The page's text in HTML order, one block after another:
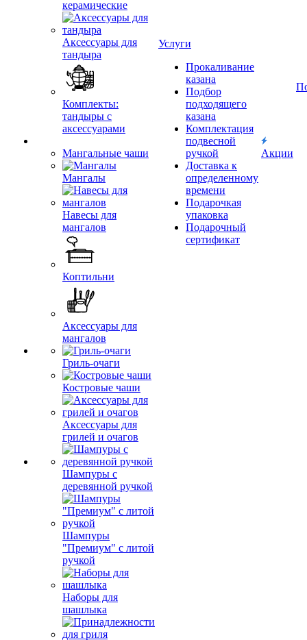
керамические
Аксессуары для
тандыра
Комплекты:
тандыры с
аксессуарами
Мангальные чаши
Мангалы
Навесы для
мангалов
Коптильни
Аксессуары для
мангалов
Гриль-очаги
Костровые чаши
Аксессуары для
грилей и очагов
Шампуры с
деревянной ручкой
Шампуры
"Премиум" с литой
ручкой
Наборы для
шашлыка
Услуги
Прокаливание
казана
Подбор
подходящего
казана
Комплектация
подвесной
ручкой
Доставка к
определенному
времени
Подарочкая
упаковка
Подарочный
сертификат
Акции